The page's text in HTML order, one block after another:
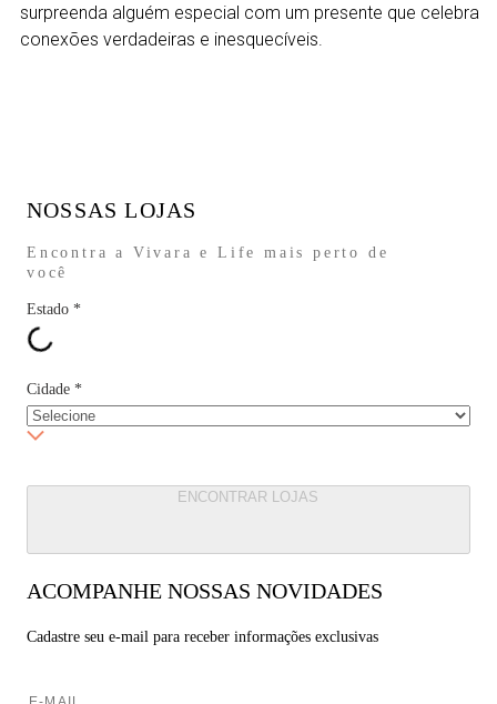
surpreenda alguém especial com um presente que celebra
conexões verdadeiras e inesquecíveis.
NOSSAS LOJAS
Encontra a Vivara e Life mais perto de
você
Estado *
Cidade *
ENCONTRAR LOJAS
ACOMPANHE NOSSAS NOVIDADES
Cadastre seu e-mail para receber informações exclusivas